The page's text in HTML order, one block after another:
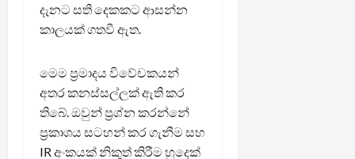
දැනට සති දෙකකට ආසන්න
කාලයක් ගතවී ඇත.
මෙම ප්‍රමාදය විවේචකයන්
අතර කනස්සල්ලක් ඇති කර
තිබේ. ඔවුන් ප්‍රශ්න කරන්නේ
ප්‍රකාශය සටහන් කර ගැනීම සහ
IR අංකයක් නිකුත් කිරීම හුදෙක්